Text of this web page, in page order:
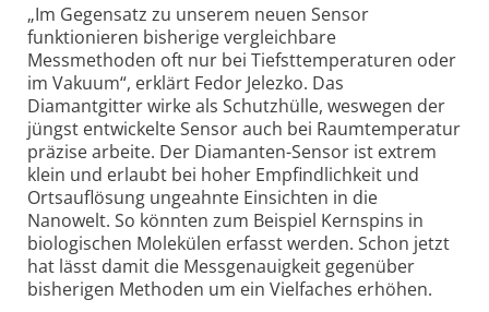
„Im Gegensatz zu unserem neuen Sensor
funktionieren bisherige vergleichbare
Messmethoden oft nur bei Tiefsttemperaturen oder
im Vakuum“, erklärt Fedor Jelezko. Das
Diamantgitter wirke als Schutzhülle, weswegen der
jüngst entwickelte Sensor auch bei Raumtemperatur
präzise arbeite. Der Diamanten-Sensor ist extrem
klein und erlaubt bei hoher Empfindlichkeit und
Ortsauflösung ungeahnte Einsichten in die
Nanowelt. So könnten zum Beispiel Kernspins in
biologischen Molekülen erfasst werden. Schon jetzt
hat lässt damit die Messgenauigkeit gegenüber
bisherigen Methoden um ein Vielfaches erhöhen.